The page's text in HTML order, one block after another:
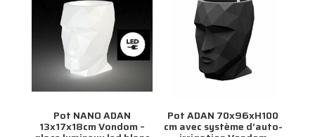
Pot NANO ADAN
13x17x18cm Vondom –
Pot ADAN 70x96xH100
cm avec système d’auto-